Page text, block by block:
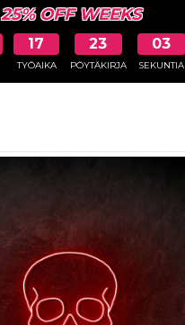
25% OFF WEEKS
17
TYÖAIKA
23
PÖYTÄKIRJA
03
SEKUNTIA